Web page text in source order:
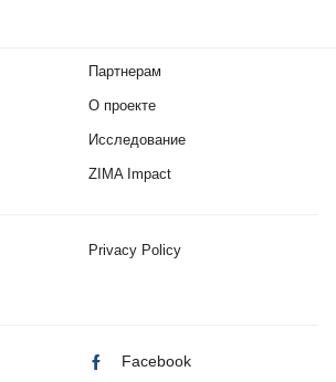
Партнерам
О проекте
Исследование
ZIMA Impact
Privacy Policy
Facebook